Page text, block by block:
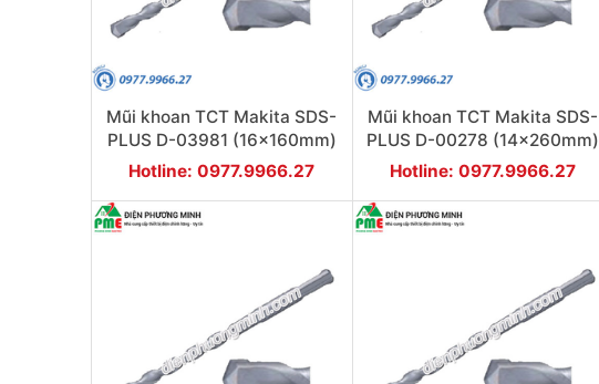
Mũi khoan TCT Makita SDS-
PLUS D-03981 (16x160mm)
Hotline: 0977.9966.27
Mũi khoan TCT Makita SDS-
PLUS D-00278 (14x260mm)
Hotline: 0977.9966.27